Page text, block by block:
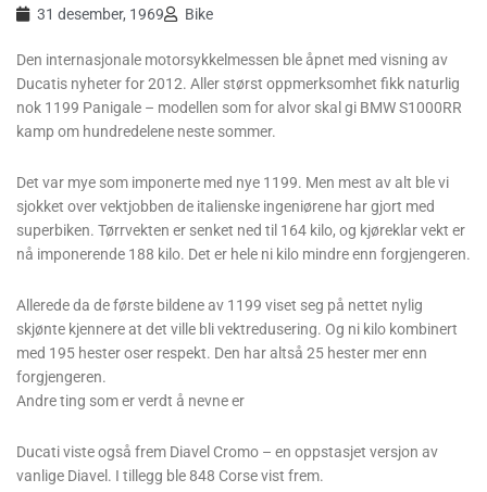
31 desember, 1969 Bike
Den internasjonale motorsykkelmessen ble åpnet med visning av
Ducatis nyheter for 2012. Aller størst oppmerksomhet fikk naturlig
nok 1199 Panigale – modellen som for alvor skal gi BMW S1000RR
kamp om hundredelene neste sommer.
Det var mye som imponerte med nye 1199. Men mest av alt ble vi
sjokket over vektjobben de italienske ingeniørene har gjort med
superbiken. Tørrvekten er senket ned til 164 kilo, og kjøreklar vekt er
nå imponerende 188 kilo. Det er hele ni kilo mindre enn forgjengeren.
Allerede da de første bildene av 1199 viset seg på nettet nylig
skjønte kjennere at det ville bli vektredusering. Og ni kilo kombinert
med 195 hester oser respekt. Den har altså 25 hester mer enn
forgjengeren.
Andre ting som er verdt å nevne er
Ducati viste også frem Diavel Cromo – en oppstasjet versjon av
vanlige Diavel. I tillegg ble 848 Corse vist frem.